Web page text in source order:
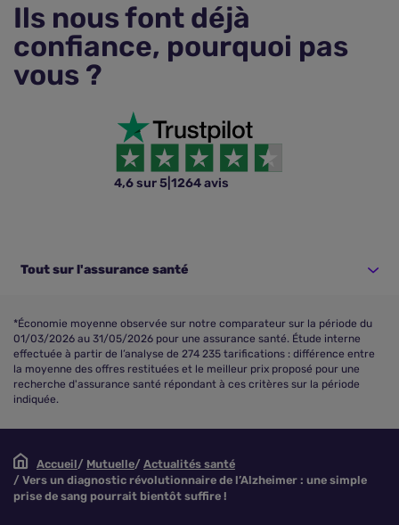
Ils nous font déjà
confiance, pourquoi pas
vous ?
4,6 sur 5 1264 avis
Tout sur l'assurance santé
*Économie moyenne observée sur notre comparateur sur la période du
01/03/2026 au 31/05/2026 pour une assurance santé. Étude interne
effectuée à partir de l’analyse de 274 235 tarifications : différence entre
la moyenne des offres restituées et le meilleur prix proposé pour une
recherche d'assurance santé répondant à ces critères sur la période
indiquée.
Accueil Mutuelle
Actualités santé
Vers un diagnostic révolutionnaire de l’Alzheimer : une simple
prise de sang pourrait bientôt suffire !